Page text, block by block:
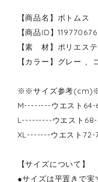
【商品名】ボトムス
【商品ID】119770676
【素 材】ポリエス
【カラー】グレー 、
※※サイズ参考
M--------ウエスト
L---------ウエスト
XL-------ウエスト72-
【サイズについて】
●サイズは平置きで実